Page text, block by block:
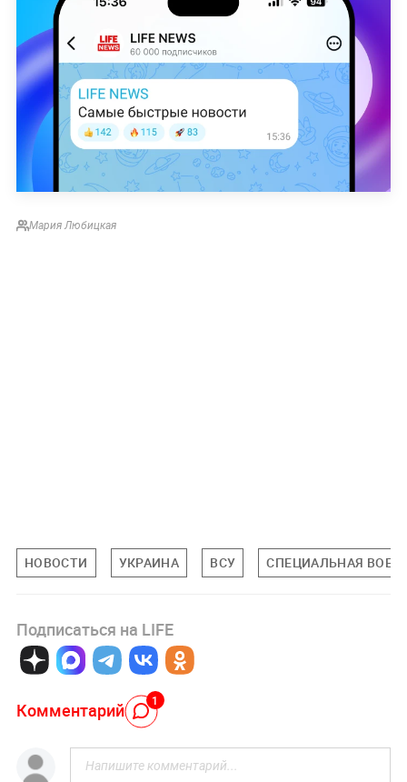
Мария Любицкая
НОВОСТИ УКРАИНА ВСУ СПЕЦИАЛЬНАЯ
Подписаться на LIFE
Комментарий 1